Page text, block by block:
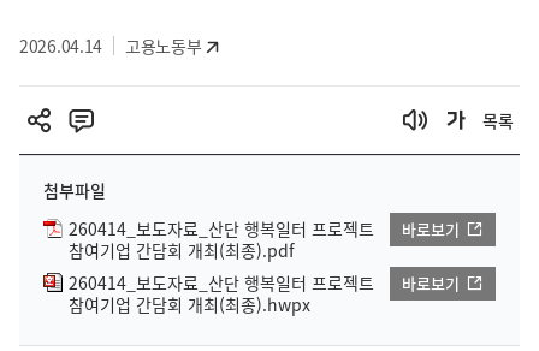
2026.04.14 고용노동부
목록
첨부파일
260414_보도자료_산단 행복일터 프로젝트
참여기업 간담회 개최(최종).pdf
바로보기
260414_보도자료_산단 행복일터 프로젝트
참여기업 간담회 개최(최종).hwpx
바로보기